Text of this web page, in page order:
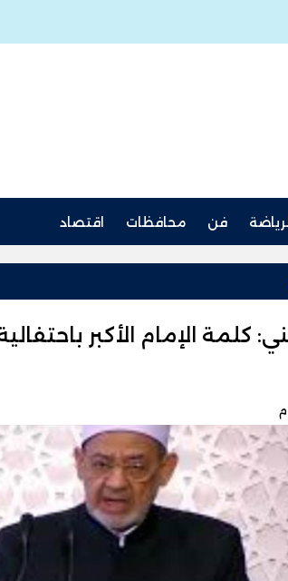
الرياضة فن محافظات اقتصاد
كلمة الإمام الأكبر باحتفالية